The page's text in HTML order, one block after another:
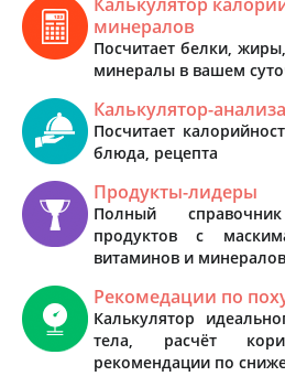
минералов
Посчитает белки,
минералы в вашем
Калькулятор-
Посчитает
блюда, рецепта
Продукты-лидеры
Полный
продуктов с
витаминов и минералов
Рекомедации по
Калькулятор
тела, расчёт
рекомендации по